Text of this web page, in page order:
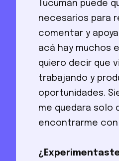
Tucumán puede
necesarios para
comentar y
acá hay muchos
quiero decir que
trabajando y
oportunidades.
me quedara solo
encontrarme con